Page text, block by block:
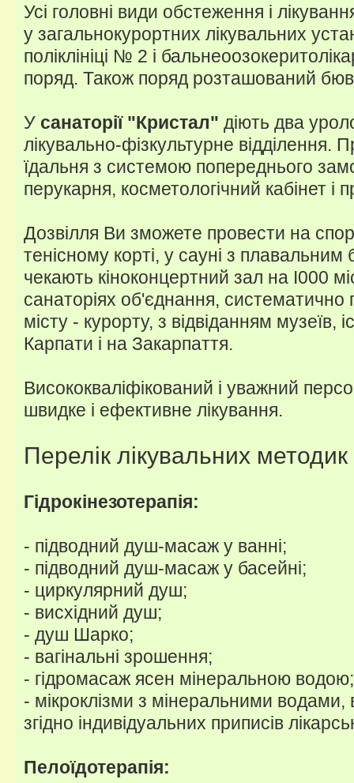
Усі головні види обстеження і
у загальнокурортних лікувальних
поліклініці № 2 і
поряд. Також поряд розташований
У санаторії "Кристал" діють два
лікувально-фізкультурне відділення.
їдальня з системою попереднього
перукарня, косметологічний кабінет і
Дозвілля Ви зможете провести на
тенісному корті, у сауні з плавальним
чекають кіноконцертний зал на І000
санаторіях об'єднання, систематично
місту - курорту, з відвіданням музеїв,
Карпати і на Закарпаття.
Висококваліфікований і уважний
швидке і ефективне лікування.
Перелік лікувальних методик
Гідрокінезотерапія:
- підводний душ-масаж у ванні;
- підводний душ-масаж у басейні;
- циркулярний душ;
- висхідний душ;
- душ Шарко;
- вагінальні зрошення;
- гідромасаж ясен мінеральною водою;
- мікроклізми з мінеральними
згідно індивідуальних приписів
Пелоїдотерапія: